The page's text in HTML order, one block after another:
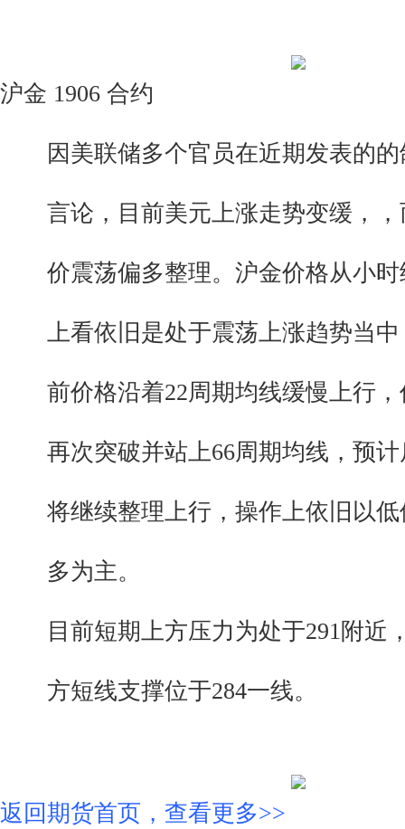
沪金 1906 合约
因美联储多个官员在近期发表的的
言论，目前美元上涨走势变缓，，
价震荡偏多整理。沪金价格从小时
上看依旧是处于震荡上涨趋势当中
前价格沿着22周期均线缓慢上行，
再次突破并站上66周期均线，预计
将继续整理上行，操作上依旧以低
多为主。
目前短期上方压力为处于291附近
方短线支撑位于284一线。
返回期货首页，查看更多>>